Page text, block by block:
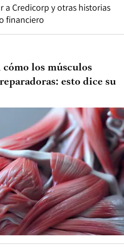
a Credicorp y otras historias
financiero
los músculos
esto dice su